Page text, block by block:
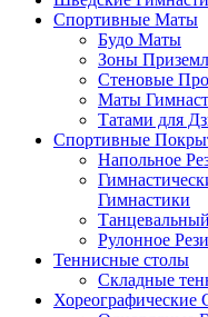
Спортивные Маты
Будо Маты
Зоны
Стеновые
Маты
Татами для
Спортивные
Напольное
Гимнастики
Рулонное
Теннисные столы
Складные
Хореографические